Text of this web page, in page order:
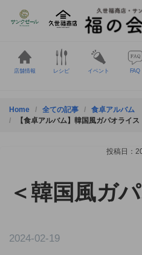
店舗情報 レシピ イベント FAQ
Home 全ての記事
食卓アルバム
【食卓アルバム】韓国風ガパオライス
投稿日：
＜韓国風ガ
2024-02-19